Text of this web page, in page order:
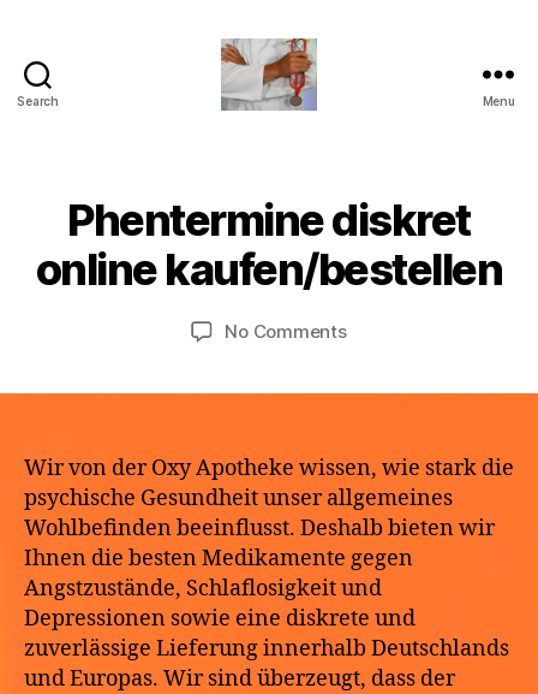
Search Menu
Categories
I
Phentermine diskret
online kaufen/bestellen
y
a
p
t
M
a
y
2
2
2
No Commentson
Wir von der Oxy Apotheke wissen, wie stark die
psychische Gesundheit unser allgemeines
Wohlbefinden beeinflusst. Deshalb bieten wir
Ihnen die besten Medikamente gegen
Angstzustände, Schlaflosigkeit und
Depressionen sowie eine diskrete und
zuverlässige Lieferung innerhalb Deutschlands
und Europas. Wir sind überzeugt, dass der